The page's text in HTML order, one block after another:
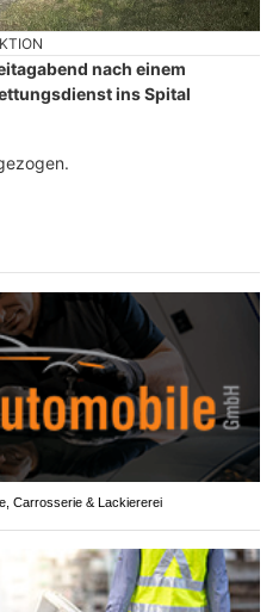
nach einem
ins Spital
Carrosserie & Lackiererei